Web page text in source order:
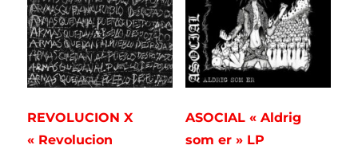
REVOLUCION X
« Revolucion
ASOCIAL « Aldrig
som er » LP